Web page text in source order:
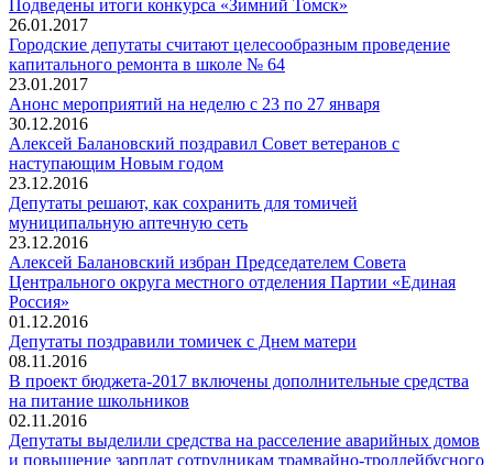
Подведены итоги конкурса «Зимний Томск»
26.01.2017
Городские депутаты считают целесообразным проведение
капитального ремонта в школе № 64
23.01.2017
Анонс мероприятий на неделю с 23 по 27 января
30.12.2016
Алексей Балановский поздравил Совет ветеранов с
наступающим Новым годом
23.12.2016
Депутаты решают, как сохранить для томичей
муниципальную аптечную сеть
23.12.2016
Алексей Балановский избран Председателем Совета
Центрального округа местного отделения Партии «Единая
Россия»
01.12.2016
Депутаты поздравили томичек с Днем матери
08.11.2016
В проект бюджета-2017 включены дополнительные средства
на питание школьников
02.11.2016
Депутаты выделили средства на расселение аварийных домов
и повышение зарплат сотрудникам трамвайно-троллейбусного